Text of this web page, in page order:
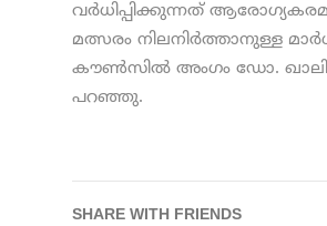
വര്‍ധിപ്പിക്കുന്നത്
മത്സരം നിലനിര്‍ത്താനുള്ള
കൗണ്‍സില്‍ അംഗം ഡോ.
പറഞ്ഞു.
SHARE WITH FRIENDS